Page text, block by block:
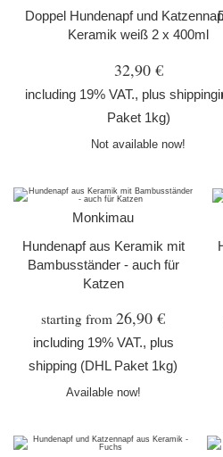
Doppel Hundenapf und
Keramik weiß 2 x 400ml
32,90 €
including 19% VAT., plus shipping
Paket 1kg)
Not available now!
Monkimau
Hundenapf aus Keramik mit
Bambusständer - auch für
Katzen
starting from26,90 €
including 19% VAT., plus
shipping (DHL Paket 1kg)
Available now!